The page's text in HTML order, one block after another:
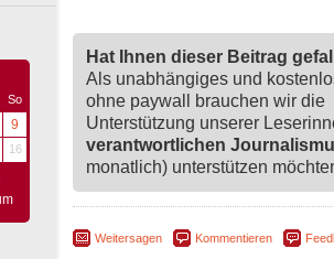
So
9
16
Hat Ihnen dieser Beitrag
Als unabhängiges und
ohne paywall brauchen wir die
Unterstützung unserer
verantwortlichen
monatlich) unterstützen
Weitersagen Kommentieren